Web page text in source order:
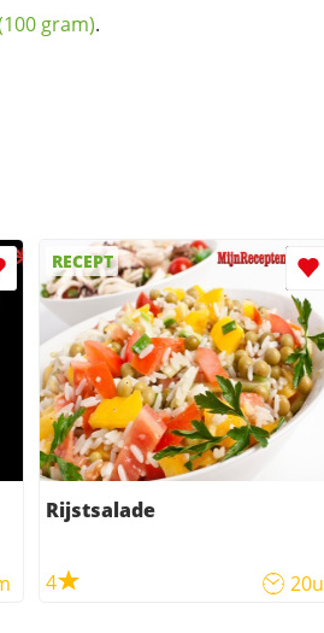
gram).
RECEPT
Rijstsalade
4
20u